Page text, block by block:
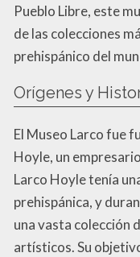
Pueblo Libre, este
de las colecciones
prehispánico del
Orígenes y
El Museo Larco fue
Hoyle, un
Larco Hoyle tenía
prehispánica, y
una vasta colección
artísticos. Su